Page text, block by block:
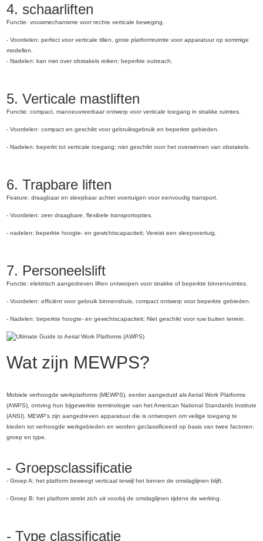
4. schaarliften
Functie: vouwmechanisme voor rechte verticale beweging.
- Voordelen: perfect voor verticale tillen, grote platformruimte voor apparatuur op sommige
modellen.
- Nadelen: kan niet over obstakels reiken; beperkte outreach.
5. Verticale mastliften
Functie: compact, manoeuvreerbaar ontwerp voor verticale toegang in strakke ruimtes.
- Voordelen: compact en geschikt voor gebruiksgebruik en beperkte gebieden.
- Nadelen: beperkt tot verticale toegang; niet geschikt voor het overwinnen van obstakels.
6. Trapbare liften
Feature: draagbaar en sleepbaar achter voertuigen voor eenvoudig transport.
- Voordelen: zeer draagbare, flexibele transportopties.
- nadelen: beperkte hoogte- en gewichtscapaciteit; Vereist een sleepvoertuig.
7. Personeelslift
Functie: elektrisch aangedreven liften ontworpen voor strakke of beperkte binnenruimtes.
- Voordelen: efficiënt voor gebruik binnenshuis, compact ontwerp voor beperkte gebieden.
- Nadelen: beperkte hoogte- en gewichtscapaciteit; Niet geschikt voor ruw buiten terrein.
Wat zijn MEWPS?
Mobiele verhoogde werkplatforms (MEWPS), eerder aangeduid als Aerial Work Platforms
(AWPS), ontving hun bijgewerkte terminologie van het American National Standards Institute
(ANSI). MEWP's zijn aangedreven apparatuur die is ontworpen om veilige toegang te
bieden tot verhoogde werkgebieden en worden geclassificeerd op basis van twee factoren:
groep en type.
- Groepsclassificatie
- Groep A: het platform beweegt verticaal terwijl het binnen de omslaglijnen blijft.
- Groep B: het platform strekt zich uit voorbij de omslaglijnen tijdens de werking.
- Type classificatie